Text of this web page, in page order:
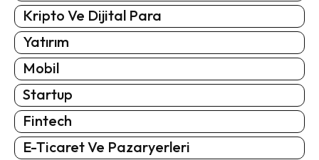
Kripto Ve Dijital Para
Yatırım
Mobil
Startup
Fintech
E-Ticaret Ve Pazaryerleri